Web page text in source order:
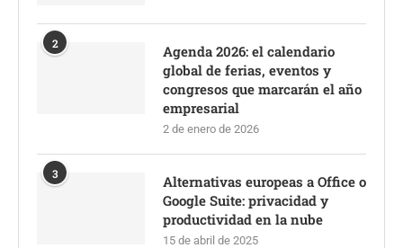
2
Agenda 2026: el calendario
global de ferias, eventos y
congresos que marcarán el año
empresarial
2 de enero de 2026
3
Alternativas europeas a Office o
Google Suite: privacidad y
productividad en la nube
15 de abril de 2025